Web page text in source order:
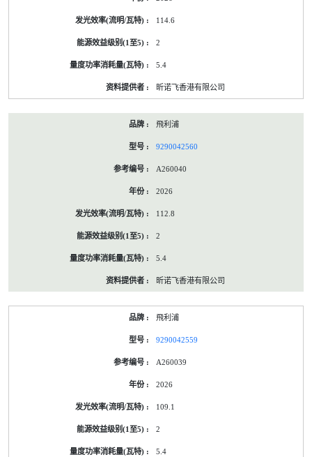
114.6
2
5.4
昕诺飞香港有限公司
飛利浦
9290042560
A260040
2026
112.8
2
5.4
昕诺飞香港有限公司
飛利浦
9290042559
A260039
2026
109.1
2
5.4